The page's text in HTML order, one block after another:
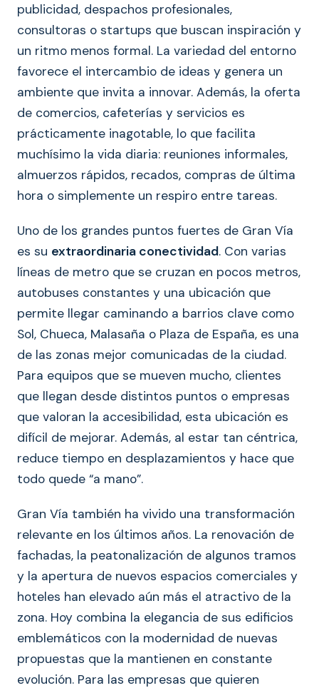
publicidad, despachos profesionales,
consultoras o startups que buscan inspiración y
un ritmo menos formal. La variedad del entorno
favorece el intercambio de ideas y genera un
ambiente que invita a innovar. Además, la oferta
de comercios, cafeterías y servicios es
prácticamente inagotable, lo que facilita
muchísimo la vida diaria: reuniones informales,
almuerzos rápidos, recados, compras de última
hora o simplemente un respiro entre tareas.
Uno de los grandes puntos fuertes de Gran Vía
es su extraordinaria conectividad. Con varias
líneas de metro que se cruzan en pocos metros,
autobuses constantes y una ubicación que
permite llegar caminando a barrios clave como
Sol, Chueca, Malasaña o Plaza de España, es una
de las zonas mejor comunicadas de la ciudad.
Para equipos que se mueven mucho, clientes
que llegan desde distintos puntos o empresas
que valoran la accesibilidad, esta ubicación es
difícil de mejorar. Además, al estar tan céntrica,
reduce tiempo en desplazamientos y hace que
todo quede “a mano”.
Gran Vía también ha vivido una transformación
relevante en los últimos años. La renovación de
fachadas, la peatonalización de algunos tramos
y la apertura de nuevos espacios comerciales y
hoteles han elevado aún más el atractivo de la
zona. Hoy combina la elegancia de sus edificios
emblemáticos con la modernidad de nuevas
propuestas que la mantienen en constante
evolución. Para las empresas que quieren